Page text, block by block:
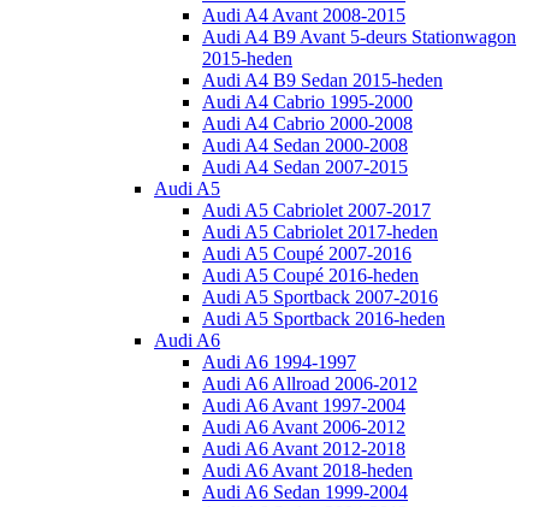
Audi A4 Avant 2008-2015
Audi A4 B9 Avant 5-deurs Stationwagon
2015-heden
Audi A4 B9 Sedan 2015-heden
Audi A4 Cabrio 1995-2000
Audi A4 Cabrio 2000-2008
Audi A4 Sedan 2000-2008
Audi A4 Sedan 2007-2015
Audi A5
Audi A5 Cabriolet 2007-2017
Audi A5 Cabriolet 2017-heden
Audi A5 Coupé 2007-2016
Audi A5 Coupé 2016-heden
Audi A5 Sportback 2007-2016
Audi A5 Sportback 2016-heden
Audi A6
Audi A6 1994-1997
Audi A6 Allroad 2006-2012
Audi A6 Avant 1997-2004
Audi A6 Avant 2006-2012
Audi A6 Avant 2012-2018
Audi A6 Avant 2018-heden
Audi A6 Sedan 1999-2004